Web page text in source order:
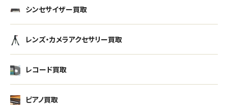
シンセサイザー買取
レンズ・カメラアクセサリー買取
レコード買取
ピアノ買取